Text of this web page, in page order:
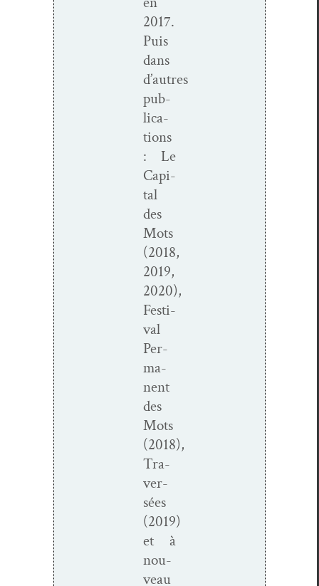
2017.
Puis
dans
d’autres
pub­
li­ca­
tions
: Le
Cap­i­
tal
des
Mots
(2018,
2019,
2020),
Fes­ti­
val
Per­
ma­
nent
des
Mots
(2018),
Tra­
ver­
sées
(2019)
et à
nou­
veau